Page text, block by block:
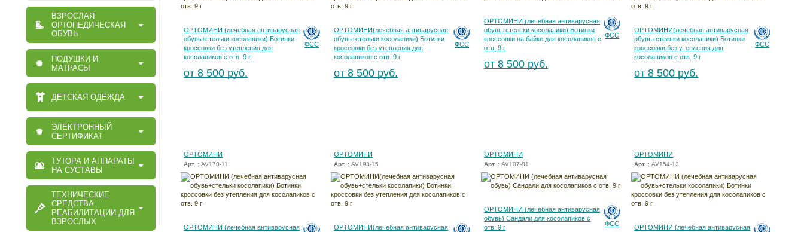
ВЗРОСЛАЯ
ОРТОПЕДИЧЕСКАЯ
ОБУВЬ
ПОДУШКИ И
МАТРАСЫ
ДЕТСКАЯ ОДЕЖДА
ЭЛЕКТРОННЫЙ
СЕРТИФИКАТ
ТУТОРА И АППАРАТЫ
НА СУСТАВЫ
ТЕХНИЧЕСКИЕ
СРЕДСТВА
РЕАБИЛИТАЦИИ ДЛЯ
ВЗРОСЛЫХ
ФСС
ОРТОМИНИ (лечебная антиварусная
обувь+стельки косолапики) Ботинки
кроссовки без утепления для
косолапиков с отв. 9 г
от 8 500 руб.
ФСС
ОРТОМИНИ(лечебная антиварусная
обувь+стельки косолапики) Ботинки
кроссовки без утепления для
косолапиков с отв. 9 г
от 8 500 руб.
ФСС
ОРТОМИНИ (лечебная антиварусная
обувь+стельки косолапики) Ботинки
кроссовки на байке для косолапиков с
отв. 9 г
от 8 500 руб.
ФСС
ОРТОМИНИ(лечебная антиварусная
обувь+стельки косолапики) Ботинки
кроссовки без утепления для
косолапиков с отв. 9 г
от 8 500 руб.
ОРТОМИНИ
Арт. : AV170-11
ОРТОМИНИ (лечебная антиварусная
ОРТОМИНИ
Арт. : AV193-15
ОРТОМИНИ(лечебная антиварусная
ОРТОМИНИ
Арт. : AV107-81
ФСС
ОРТОМИНИ (лечебная антиварусная
обувь) Сандали для косолапиков с
отв. 9 г
ОРТОМИНИ
Арт. : AV154-12
ОРТОМИНИ (лечебная антиварусная